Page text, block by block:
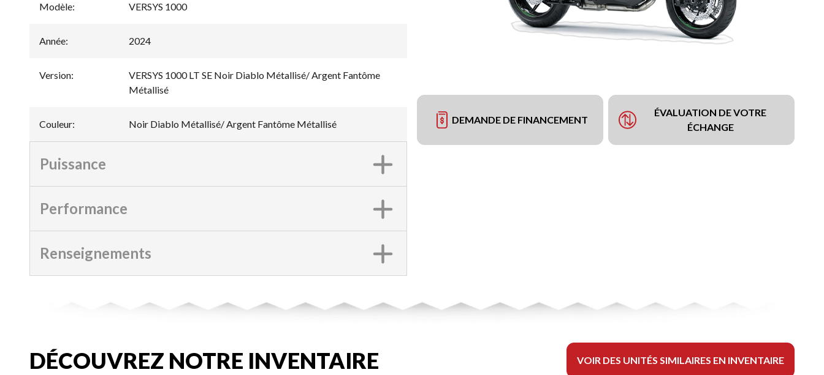
DEMANDE DE FINANCEMENT
ÉVALUATION DE VOTRE
ÉCHANGE
Modèle: VERSYS 1000
Année: 2024
Version:
VERSYS 1000 LT SE Noir Diablo Métallisé/ Argent Fantôme
Métallisé
Couleur: Noir Diablo Métallisé/ Argent Fantôme Métallisé
Puissance
Performance
Renseignements
DÉCOUVREZ NOTRE INVENTAIRE VOIR DES UNITÉS SIMILAIRES EN INVENTAIRE